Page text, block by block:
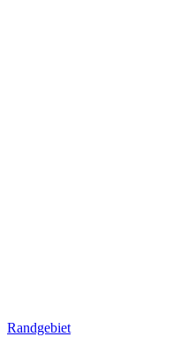
Randgebiet